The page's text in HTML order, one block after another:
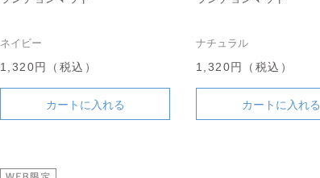
ネイビー
1,320円（税込）
カートに入れる
ナチュラル
1,320円（税込）
カートに入れる